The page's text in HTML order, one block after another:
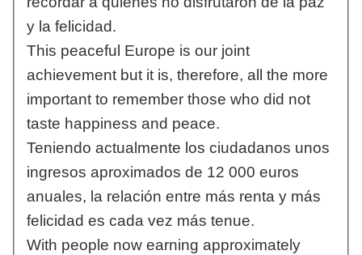
y la felicidad.
This peaceful Europe is our joint
achievement but it is, therefore, all the more
important to remember those who did not
taste happiness and peace.
Teniendo actualmente los ciudadanos unos
ingresos aproximados de 12 000 euros
anuales, la relación entre más renta y más
felicidad es cada vez más tenue.
With people now earning approximately